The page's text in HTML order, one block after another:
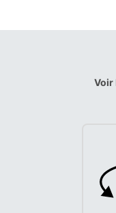
Voir